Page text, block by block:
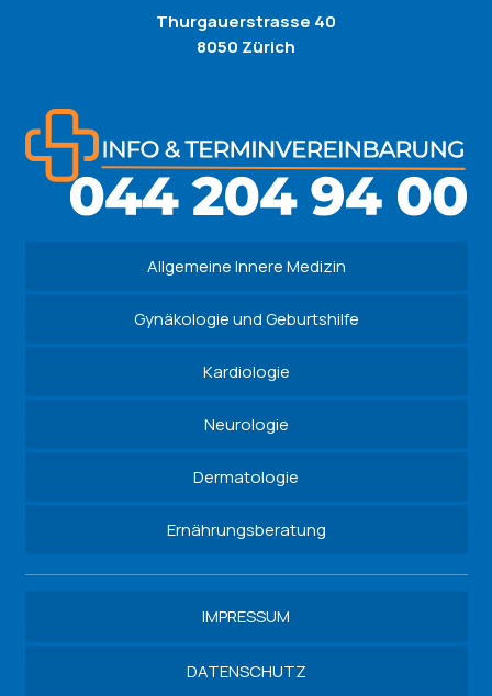
Thurgauerstrasse 40
8050 Zürich
Allgemeine Innere Medizin
Gynäkologie und Geburtshilfe
Kardiologie
Neurologie
Dermatologie
Ernährungsberatung
IMPRESSUM
DATENSCHUTZ